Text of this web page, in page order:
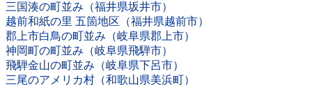
三国湊の町並み（福井県坂井市）
越前和紙の里 五箇地区（福井県越前市）
郡上市白鳥の町並み（岐阜県郡上市）
神岡町の町並み（岐阜県飛騨市）
飛騨金山の町並み（岐阜県下呂市）
三尾のアメリカ村（和歌山県美浜町）